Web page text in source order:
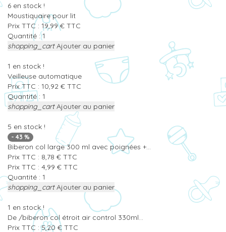
6 en stock !
Moustiquaire pour lit
Prix TTC : 19,99€ TTC
Quantité :
shopping_cart Ajouter au panier
1 en stock !
Veilleuse automatique
Prix TTC : 10,92 € TTC
Quantité :
shopping_cart Ajouter au panier
5 en stock !
- 43 %
Biberon col large 300 ml avec poignées +...
Prix TTC : 8,78 € TTC
Prix TTC : 4,99 € TTC
Quantité :
shopping_cart Ajouter au panier
1 en stock !
De /biberon col étroit air control 330ml...
Prix TTC :5,20 € TTC